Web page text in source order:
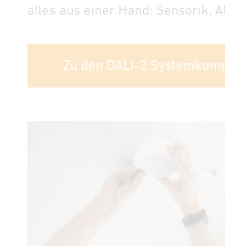
alles aus einer Hand: Sensorik,
Zu den DALI-2